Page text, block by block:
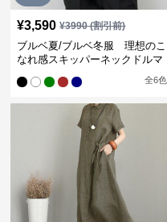
¥3,590 ¥3990(割引前)
ブルベ夏/ブルベ冬服 理想のこ
なれ感スキッパーネックドルマ
全6色